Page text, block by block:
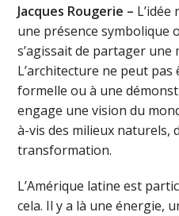
Jacques Rougerie –
une présence symbolique
s’agissait de partager une
L’architecture ne peut
formelle ou à une
engage une vision du
à-vis des milieux naturels,
transformation.
L’Amérique latine est
cela. Il y a là une énergie,